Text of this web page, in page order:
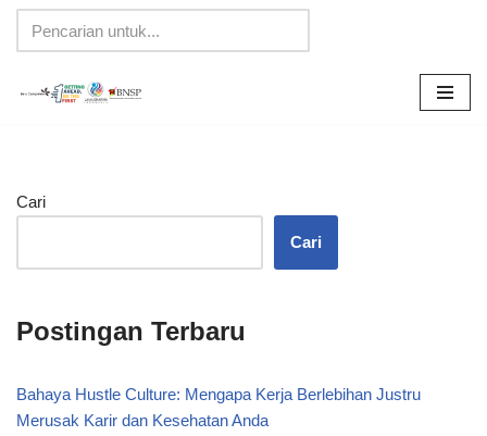
Lompat
Cari
Cari
Postingan Terbaru
Bahaya Hustle Culture: Mengapa Kerja Berlebihan Justru
Merusak Karir dan Kesehatan Anda